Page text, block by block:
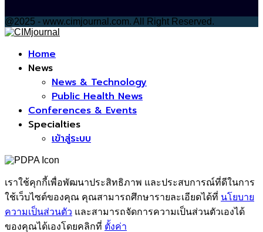
@2025 - www.cimjournal.com. All Right Reserved.
Home
News
News & Technology
Public Health News
Conferences & Events
Specialties
เข้าสู่ระบบ
เราใช้คุกกี้เพื่อพัฒนาประสิทธิภาพ และประสบการณ์ที่ดีในการ
ใช้เว็บไซต์ของคุณ คุณสามารถศึกษารายละเอียดได้ที่ นโยบาย
ความเป็นส่วนตัว และสามารถจัดการความเป็นส่วนตัวเองได้
ของคุณได้เองโดยคลิกที่ ตั้งค่า